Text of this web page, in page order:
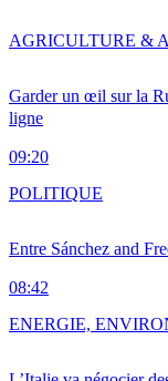
Garder un œil sur la
ligne
09:20
AGRICULTURE &
Entre Sánchez and
08:42
POLITIQUE
ENERGIE,